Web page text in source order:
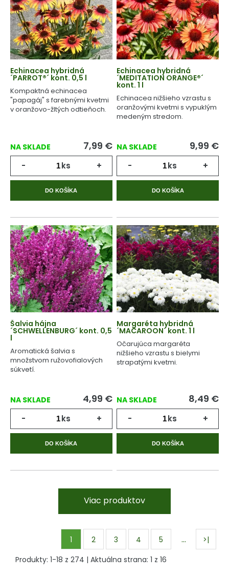
Echinacea hybridná
´PARROT®´ kont. 0,5 l
Kompaktná echinacea
"papagáj" s farebnými kvetmi
v oranžovo-žltých odtieňoch.
NA SKLADE 7,99 €
- ks +
DO KOŠÍKA
Echinacea hybridná
´MEDITATION ORANGE®´
kont. 1 l
Echinacea nižšieho vzrastu s
oranžovými kvetmi s vypuklým
medeným stredom.
NA SKLADE 9,99 €
- ks +
DO KOŠÍKA
Šalvia hájna
´SCHWELLENBURG´ kont. 0,5
l
Aromatická šalvia s
množstvom ružovofialových
súkvetí.
NA SKLADE 4,99 €
- ks +
DO KOŠÍKA
Margaréta hybridná
´MACAROON´ kont. 1 l
Očarujúca margaréta
nižšieho vzrastu s bielymi
strapatými kvetmi.
NA SKLADE 8,49 €
- ks +
DO KOŠÍKA
Viac produktov
1 2 3 4 5 …
>|
Produkty: 1-18 z 274 | Aktuálna strana: 1 z 16